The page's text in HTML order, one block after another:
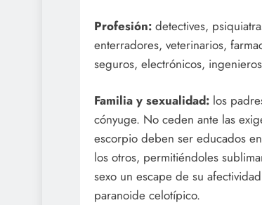
Profesión: detectives,
enterradores, veterinarios,
seguros, electrónicos,
Familia y sexualidad: los
cónyuge. No ceden ante las
escorpio deben ser educados
los otros, permitiéndoles
sexo un escape de su
paranoide celotípico.